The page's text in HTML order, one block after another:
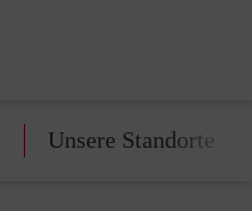
Unsere Standorte